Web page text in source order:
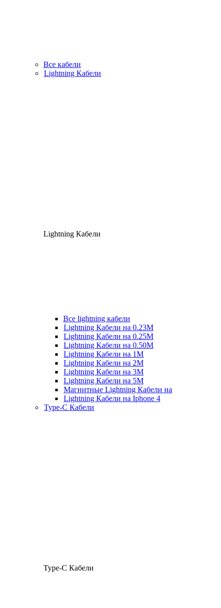
Все кабели
Lightning Кабели
Lightning Кабели
Все lightning кабели
Lightning Кабели на 0.23М
Lightning Кабели на 0.25М
Lightning Кабели на 0.50М
Lightning Кабели на 1М
Lightning Кабели на 2М
Lightning Кабели на 3М
Lightning Кабели на 5М
Магнитные Lightning Кабели на
Lightning Кабели на Iphone 4
Type-C Кабели
Type-C Кабели